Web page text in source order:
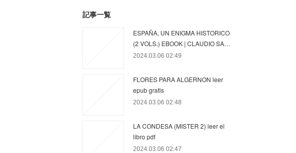
記事一覧
ESPAÑA, UN ENIGMA HISTORICO
(2 VOLS.) EBOOK | CLAUDIO SA…
2024.03.06 02:49
FLORES PARA ALGERNON leer
epub gratis
2024.03.06 02:48
LA CONDESA (MISTER 2) leer el
libro pdf
2024.03.06 02:47